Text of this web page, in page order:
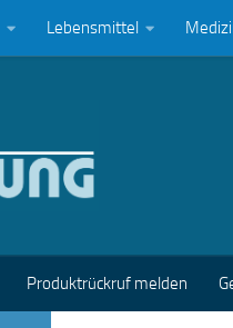
Lebensmittel
Produktrückruf melden